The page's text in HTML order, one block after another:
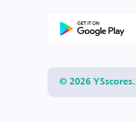
© 2026